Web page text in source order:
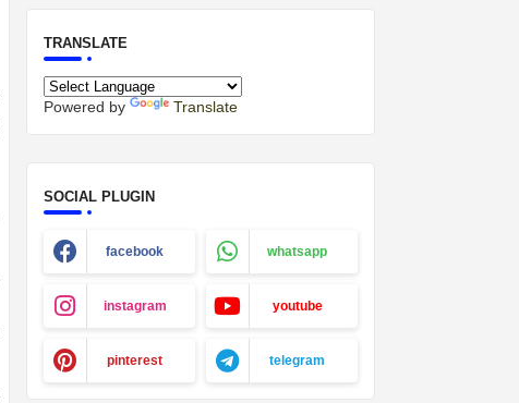
TRANSLATE
Powered by Translate
SOCIAL PLUGIN
facebook whatsapp
instagram youtube
pinterest telegram